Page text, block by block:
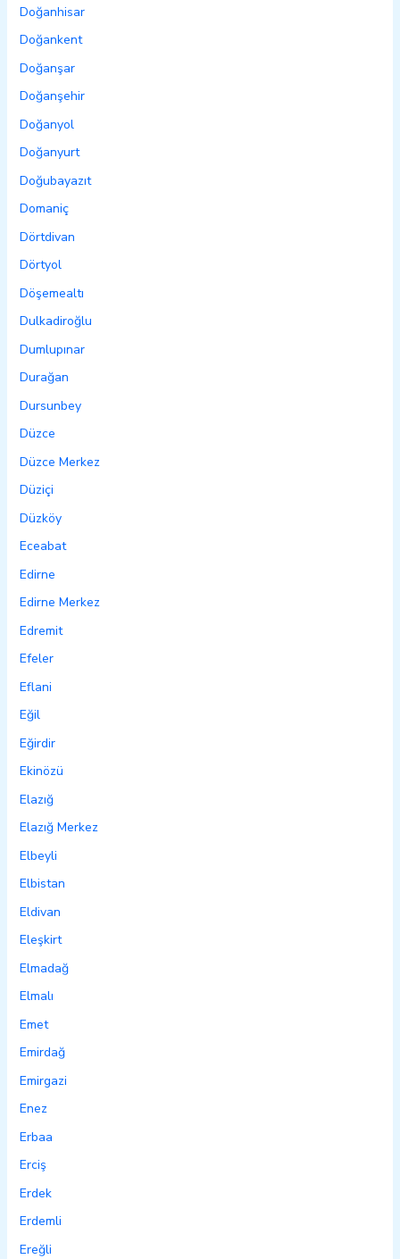
Doğanhisar
Doğankent
Doğanşar
Doğanşehir
Doğanyol
Doğanyurt
Doğubayazıt
Domaniç
Dörtdivan
Dörtyol
Döşemealtı
Dulkadiroğlu
Dumlupınar
Durağan
Dursunbey
Düzce
Düzce Merkez
Düziçi
Düzköy
Eceabat
Edirne
Edirne Merkez
Edremit
Efeler
Eflani
Eğil
Eğirdir
Ekinözü
Elazığ
Elazığ Merkez
Elbeyli
Elbistan
Eldivan
Eleşkirt
Elmadağ
Elmalı
Emet
Emirdağ
Emirgazi
Enez
Erbaa
Erciş
Erdek
Erdemli
Ereğli